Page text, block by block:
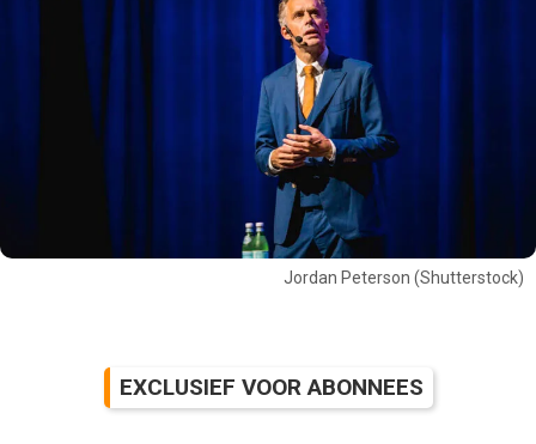
Jordan Peterson (Shutterstock)
EXCLUSIEF VOOR ABONNEES